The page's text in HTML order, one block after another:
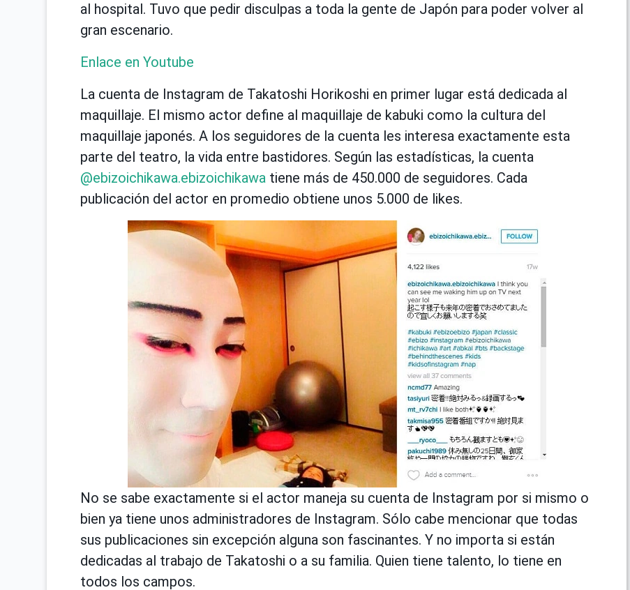
al hospital. Tuvo que pedir disculpas a toda la gente de Japón para poder volver al
gran escenario.
Enlace en Youtube
La cuenta de Instagram de Takatoshi Horikoshi en primer lugar está dedicada al
maquillaje. El mismo actor define al maquillaje de kabuki como la cultura del
maquillaje japonés. A los seguidores de la cuenta les interesa exactamente esta
parte del teatro, la vida entre bastidores. Según las estadísticas, la cuenta
@ebizoichikawa.ebizoichikawa tiene más de 450.000 de seguidores. Cada
publicación del actor en promedio obtiene unos 5.000 de likes.
No se sabe exactamente si el actor maneja su cuenta de Instagram por si mismo o
bien ya tiene unos administradores de Instagram. Sólo cabe mencionar que todas
sus publicaciones sin excepción alguna son fascinantes. Y no importa si están
dedicadas al trabajo de Takatoshi o a su familia. Quien tiene talento, lo tiene en
todos los campos.